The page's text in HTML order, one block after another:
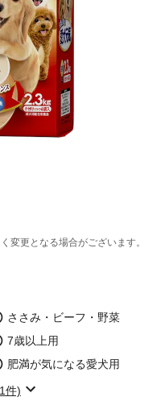
変更となる場合がございます。
ささみ・ビーフ・野菜
7歳以上用
肥満が気になる愛犬用
件)